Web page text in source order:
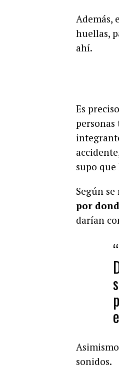
Además,
huellas,
ahí.
Es
personas
supo que
Según
por
darían
sonidos.